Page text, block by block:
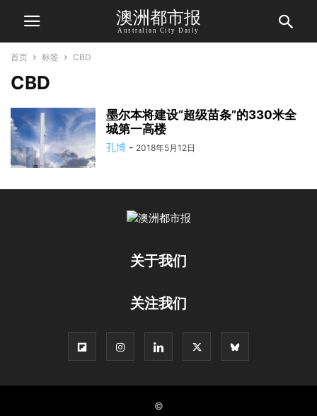
澳洲都市报
Australian City Daily
首页 标签 CBD
CBD
墨尔本将建设“超级苗条”的330米全
城第一高楼
孔博 - 2018年5月12日
关于我们
关注我们
©